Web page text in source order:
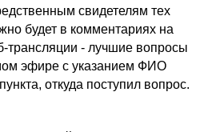
свидетелям тех
будет в комментариях на
трансляции - лучшие вопросы
эфире с указанием ФИО
откуда поступил вопрос.